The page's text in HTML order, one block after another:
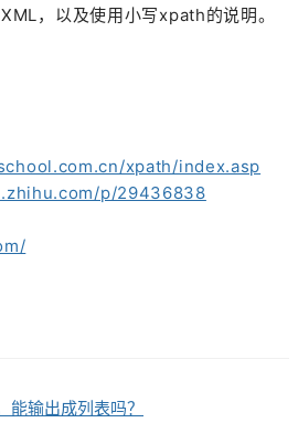
，以及使用小写xpath的说明。
xpath/index.asp
p/29436838
能输出成列表吗？